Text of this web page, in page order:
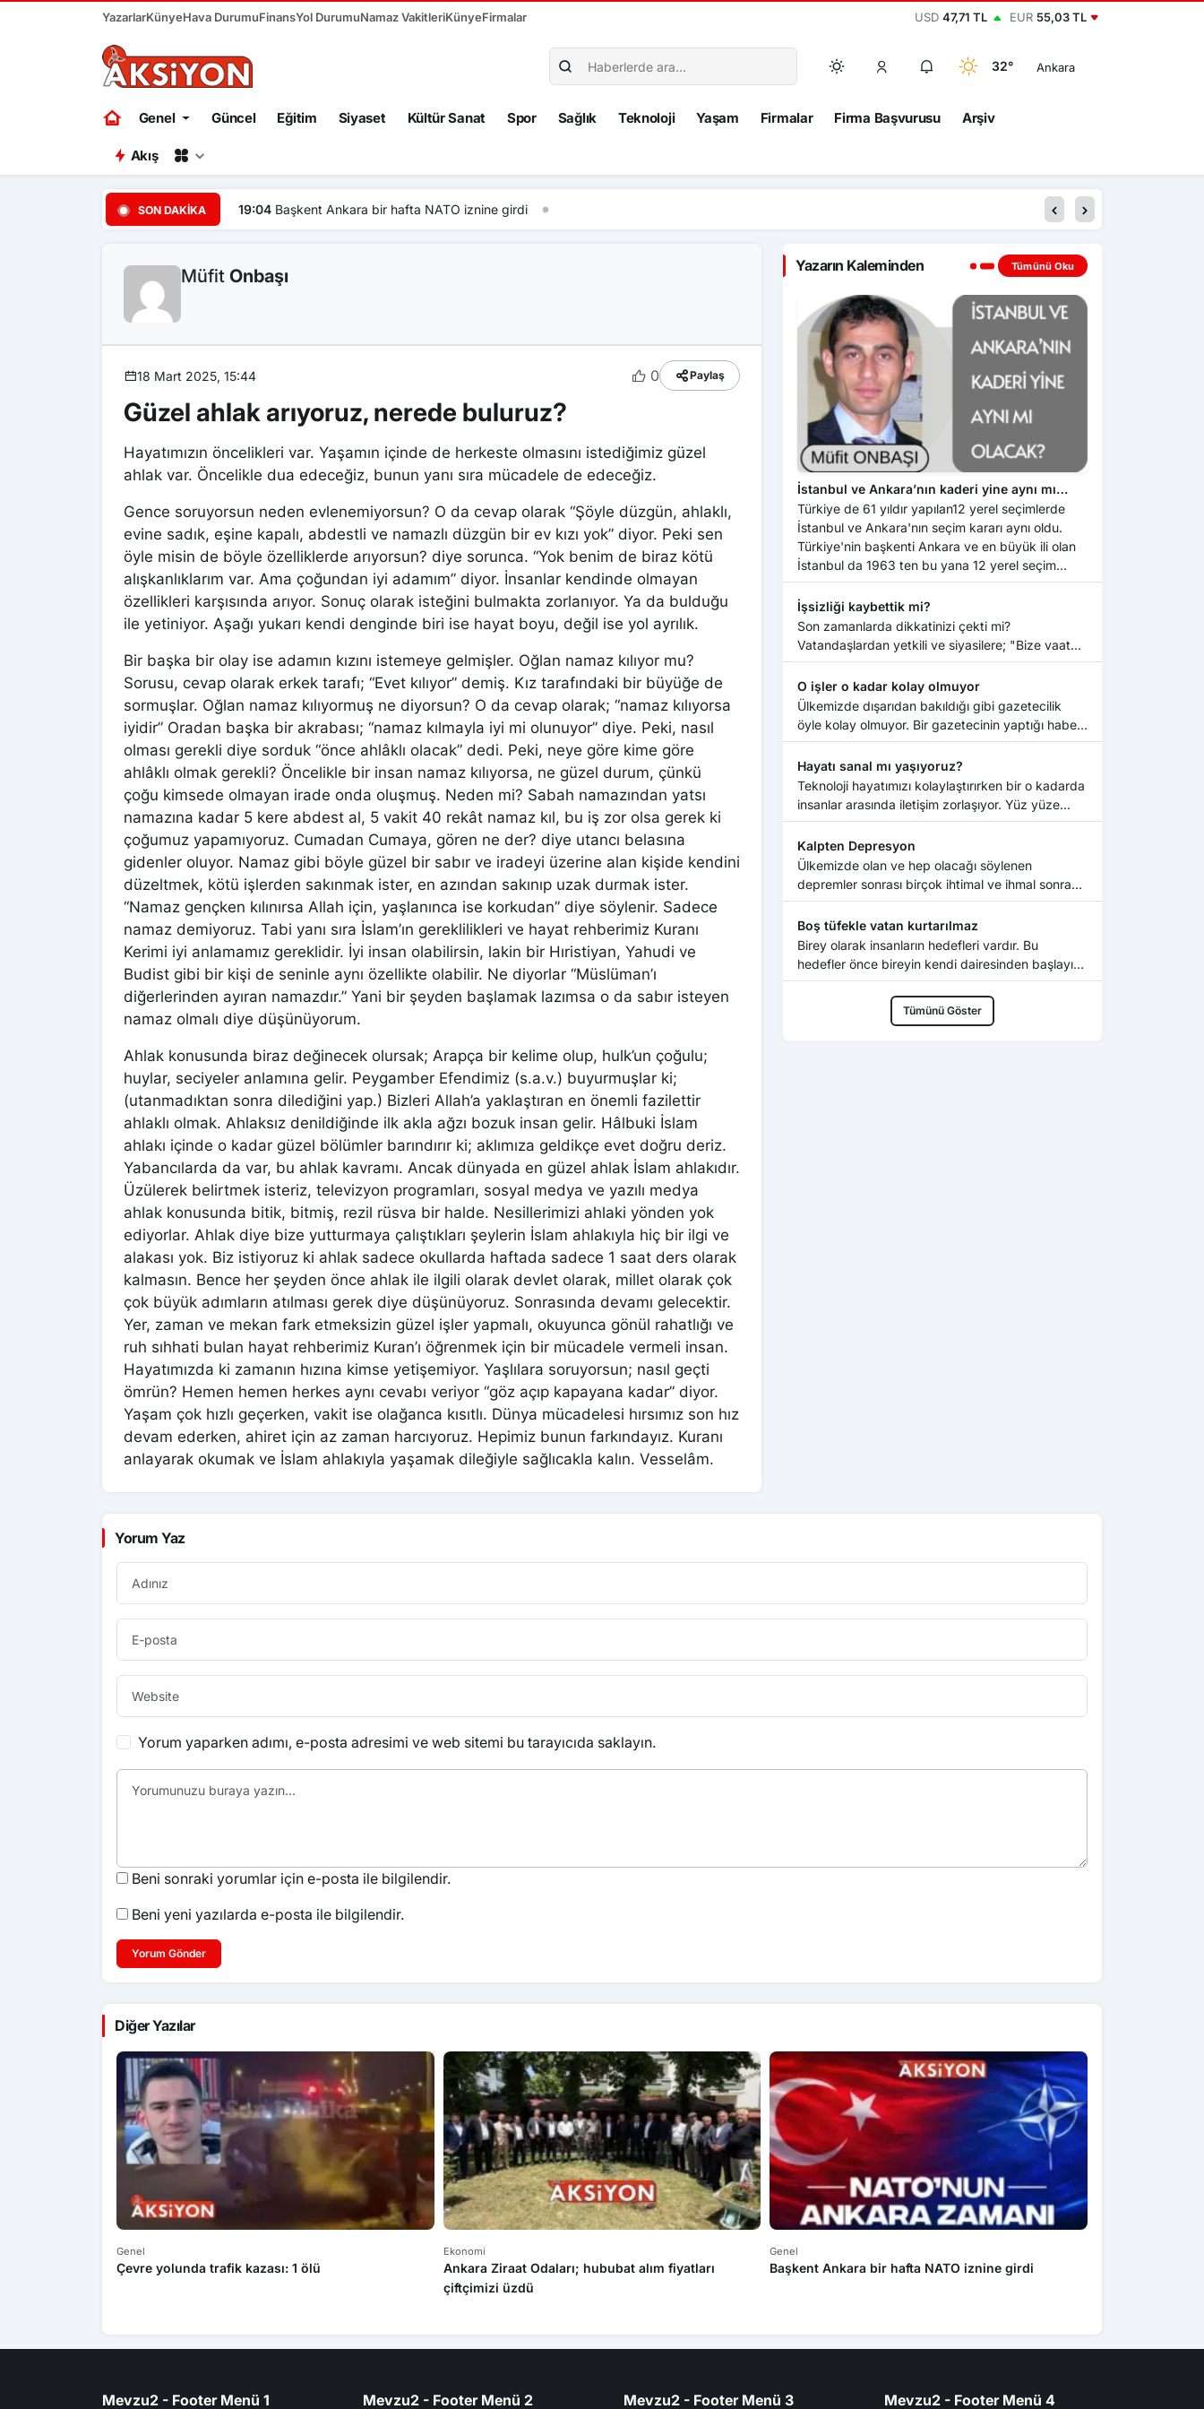
YazarlarKünyeHava DurumuFinansYol DurumuNamaz VakitleriKünyeFirmalar USD 47,71 TL EUR 55,03 TL
32° Ankara
Genel Güncel Eğitim Siyaset Kültür Sanat Spor Sağlık Teknoloji Yaşam Firmalar Firma Başvurusu Arşiv
Akış
SON DAKIKA 19:04 Başkent Ankara bir hafta NATO iznine girdi
Müfit Onbaşı
18 Mart 2025, 15:44 0 Paylaş
Güzel ahlak arıyoruz, nerede buluruz?
Hayatımızın öncelikleri var. Yaşamın içinde de herkeste olmasını istediğimiz güzel
ahlak var. Öncelikle dua edeceğiz, bunun yanı sıra mücadele de edeceğiz.
Gence soruyorsun neden evlenemiyorsun? O da cevap olarak “Şöyle düzgün, ahlaklı,
evine sadık, eşine kapalı, abdestli ve namazlı düzgün bir ev kızı yok” diyor. Peki sen
öyle misin de böyle özelliklerde arıyorsun? diye sorunca. “Yok benim de biraz kötü
alışkanlıklarım var. Ama çoğundan iyi adamım” diyor. İnsanlar kendinde olmayan
özellikleri karşısında arıyor. Sonuç olarak isteğini bulmakta zorlanıyor. Ya da bulduğu
ile yetiniyor. Aşağı yukarı kendi denginde biri ise hayat boyu, değil ise yol ayrılık.
Bir başka bir olay ise adamın kızını istemeye gelmişler. Oğlan namaz kılıyor mu?
Sorusu, cevap olarak erkek tarafı; “Evet kılıyor” demiş. Kız tarafındaki bir büyüğe de
sormuşlar. Oğlan namaz kılıyormuş ne diyorsun? O da cevap olarak; “namaz kılıyorsa
iyidir” Oradan başka bir akrabası; “namaz kılmayla iyi mi olunuyor” diye. Peki, nasıl
olması gerekli diye sorduk “önce ahlâklı olacak” dedi. Peki, neye göre kime göre
ahlâklı olmak gerekli? Öncelikle bir insan namaz kılıyorsa, ne güzel durum, çünkü
çoğu kimsede olmayan irade onda oluşmuş. Neden mi? Sabah namazından yatsı
namazına kadar 5 kere abdest al, 5 vakit 40 rekât namaz kıl, bu iş zor olsa gerek ki
çoğumuz yapamıyoruz. Cumadan Cumaya, gören ne der? diye utancı belasına
gidenler oluyor. Namaz gibi böyle güzel bir sabır ve iradeyi üzerine alan kişide kendini
düzeltmek, kötü işlerden sakınmak ister, en azından sakınıp uzak durmak ister.
“Namaz gençken kılınırsa Allah için, yaşlanınca ise korkudan” diye söylenir. Sadece
namaz demiyoruz. Tabi yanı sıra İslam’ın gereklilikleri ve hayat rehberimiz Kuranı
Kerimi iyi anlamamız gereklidir. İyi insan olabilirsin, lakin bir Hıristiyan, Yahudi ve
Budist gibi bir kişi de seninle aynı özellikte olabilir. Ne diyorlar “Müslüman’ı
diğerlerinden ayıran namazdır.” Yani bir şeyden başlamak lazımsa o da sabır isteyen
namaz olmalı diye düşünüyorum.
Ahlak konusunda biraz değinecek olursak; Arapça bir kelime olup, hulk’un çoğulu;
huylar, seciyeler anlamına gelir. Peygamber Efendimiz (s.a.v.) buyurmuşlar ki;
(utanmadıktan sonra dilediğini yap.) Bizleri Allah’a yaklaştıran en önemli fazilettir
ahlaklı olmak. Ahlaksız denildiğinde ilk akla ağzı bozuk insan gelir. Hâlbuki İslam
ahlakı içinde o kadar güzel bölümler barındırır ki; aklımıza geldikçe evet doğru deriz.
Yabancılarda da var, bu ahlak kavramı. Ancak dünyada en güzel ahlak İslam ahlakıdır.
Üzülerek belirtmek isteriz, televizyon programları, sosyal medya ve yazılı medya
ahlak konusunda bitik, bitmiş, rezil rüsva bir halde. Nesillerimizi ahlaki yönden yok
ediyorlar. Ahlak diye bize yutturmaya çalıştıkları şeylerin İslam ahlakıyla hiç bir ilgi ve
alakası yok. Biz istiyoruz ki ahlak sadece okullarda haftada sadece 1 saat ders olarak
kalmasın. Bence her şeyden önce ahlak ile ilgili olarak devlet olarak, millet olarak çok
çok büyük adımların atılması gerek diye düşünüyoruz. Sonrasında devamı gelecektir.
Yer, zaman ve mekan fark etmeksizin güzel işler yapmalı, okuyunca gönül rahatlığı ve
ruh sıhhati bulan hayat rehberimiz Kuran’ı öğrenmek için bir mücadele vermeli insan.
Hayatımızda ki zamanın hızına kimse yetişemiyor. Yaşlılara soruyorsun; nasıl geçti
ömrün? Hemen hemen herkes aynı cevabı veriyor “göz açıp kapayana kadar” diyor.
Yaşam çok hızlı geçerken, vakit ise olağanca kısıtlı. Dünya mücadelesi hırsımız son hız
devam ederken, ahiret için az zaman harcıyoruz. Hepimiz bunun farkındayız. Kuranı
anlayarak okumak ve İslam ahlakıyla yaşamak dileğiyle sağlıcakla kalın. Vesselâm.
Yazarın Kaleminden Tümünü Oku
İstanbul ve Ankara’nın kaderi yine aynı mı
olacak?
Türkiye de 61 yıldır yapılan12 yerel seçimlerde
İstanbul ve Ankara'nın seçim kararı aynı oldu.
Türkiye'nin başkenti Ankara ve en büyük ili olan
İstanbul da 1963 ten bu yana 12 yerel seçim
yapıldı. Ankara ve İstanbul her 5 yılsonunda ki
seç...
İşsizliği kaybettik mi?
Son zamanlarda dikkatinizi çekti mi?
Vatandaşlardan yetkili ve siyasilere; "Bize vaat
vermeyin, fabr...
O işler o kadar kolay olmuyor
Ülkemizde dışarıdan bakıldığı gibi gazetecilik
öyle kolay olmuyor. Bir gazetecinin yaptığı haber
son...
Hayatı sanal mı yaşıyoruz?
Teknoloji hayatımızı kolaylaştırırken bir o kadarda
insanlar arasında iletişim zorlaşıyor. Yüz yüze...
Kalpten Depresyon
Ülkemizde olan ve hep olacağı söylenen
depremler sonrası birçok ihtimal ve ihmal sonrası
bizimde ke...
Boş tüfekle vatan kurtarılmaz
Birey olarak insanların hedefleri vardır. Bu
hedefler önce bireyin kendi dairesinden başlayıp,
aile...
Tümünü Göster
Yorum Yaz
Yorum yaparken adımı, e-posta adresimi ve web sitemi bu tarayıcıda saklayın.
Beni sonraki yorumlar için e-posta ile bilgilendir.
Beni yeni yazılarda e-posta ile bilgilendir.
Yorum Gönder
Diğer Yazılar
Genel
Çevre yolunda trafik kazası: 1 ölü
Ekonomi
Ankara Ziraat Odaları; hububat alım fiyatları
çiftçimizi üzdü
Genel
Başkent Ankara bir hafta NATO iznine girdi
Mevzu2 - Footer Menü 1 Mevzu2 - Footer Menü 2 Mevzu2 - Footer Menü 3 Mevzu2 - Footer Menü 4